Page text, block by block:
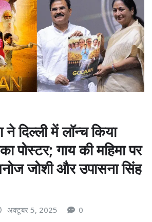
दिल्ली में लॉन्च किया
पोस्टर; गाय की महिमा पर
जोशी और उपासना सिंह
अक्टूबर 5, 2025 0